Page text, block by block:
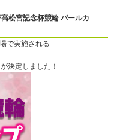
松宮記念杯競輪 パールカ
で実施される
決定しました！